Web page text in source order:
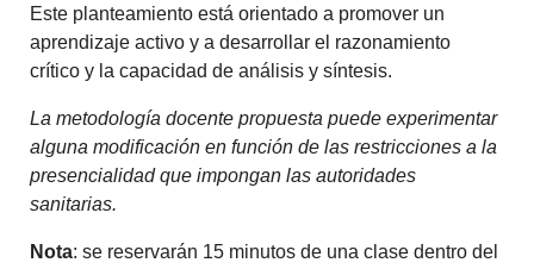
Este planteamiento está orientado a promover un
aprendizaje activo y a desarrollar el razonamiento
crítico y la capacidad de análisis y síntesis.
La metodología docente propuesta puede experimentar
alguna modificación en función de las restricciones a la
presencialidad que impongan las autoridades
sanitarias.
Nota: se reservarán 15 minutos de una clase dentro del